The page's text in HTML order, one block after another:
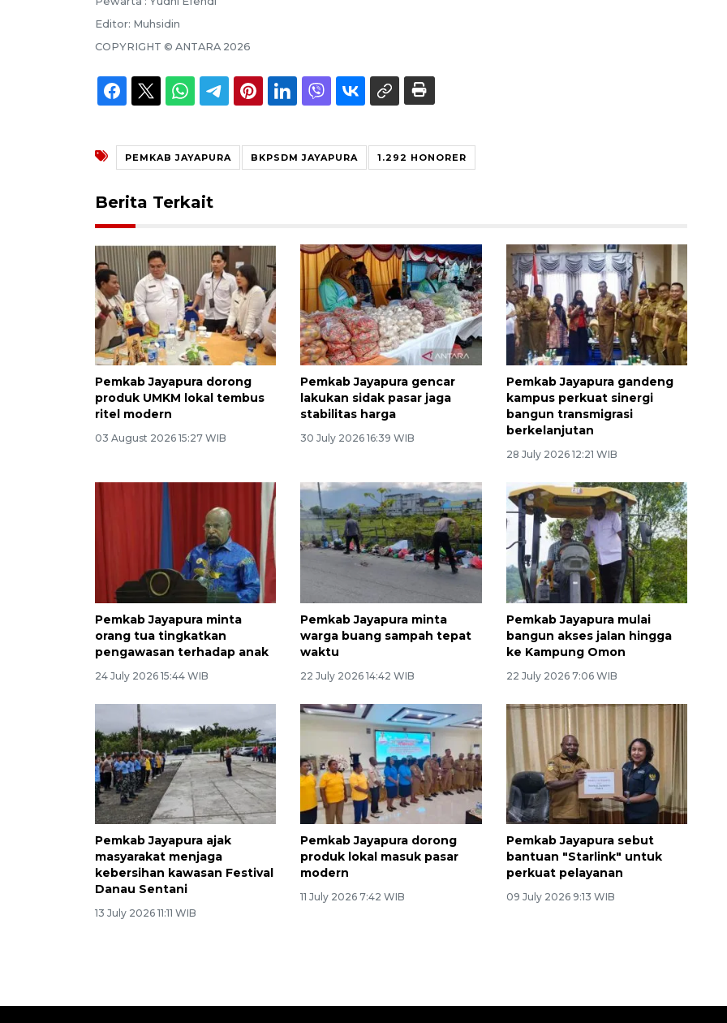
Editor: Muhsidin
COPYRIGHT © ANTARA 2026
PEMKAB JAYAPURA BKPSDM JAYAPURA 1.292 HONORER
Berita Terkait
Pemkab Jayapura dorong
produk UMKM lokal tembus
ritel modern
03 August 2026 15:27 WIB
Pemkab Jayapura gencar
lakukan sidak pasar jaga
stabilitas harga
30 July 2026 16:39 WIB
Pemkab Jayapura gandeng
kampus perkuat sinergi
bangun transmigrasi
berkelanjutan
28 July 2026 12:21 WIB
Pemkab Jayapura minta
orang tua tingkatkan
pengawasan terhadap anak
24 July 2026 15:44 WIB
Pemkab Jayapura minta
warga buang sampah tepat
waktu
22 July 2026 14:42 WIB
Pemkab Jayapura mulai
bangun akses jalan hingga
ke Kampung Omon
22 July 2026 7:06 WIB
Pemkab Jayapura ajak
masyarakat menjaga
kebersihan kawasan Festival
Danau Sentani
13 July 2026 11:11 WIB
Pemkab Jayapura dorong
produk lokal masuk pasar
modern
11 July 2026 7:42 WIB
Pemkab Jayapura sebut
bantuan "Starlink" untuk
perkuat pelayanan
09 July 2026 9:13 WIB